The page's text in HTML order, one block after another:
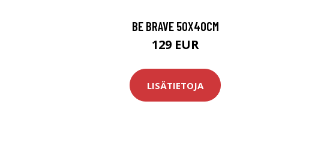
BE BRAVE 50X40CM
129 EUR
LISÄTIETOJA